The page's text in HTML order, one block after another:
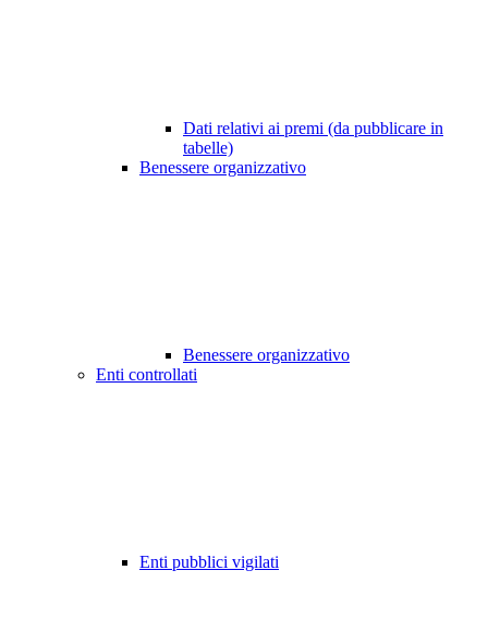
Dati relativi ai premi (da pubblicare in
tabelle)
Benessere organizzativo
Benessere organizzativo
Enti controllati
Enti pubblici vigilati